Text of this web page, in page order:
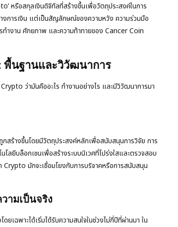
หรือสกุลเงินดิจิทัลที่สร้างขึ้นเพื่อวัตถุประสงค์ในการ
งการเงิน แต่เป็นสัญลักษณ์ของความหวัง ความร่วมมือ
ำงาน ศักยภาพ และความท้าทายของ Cancer Coin
พื้นฐานและวิวัฒนาการ
ว่ามันคืออะไร ทำงานอย่างไร และมีวิวัฒนาการมา
ร้างขึ้นโดยมีวัตถุประสงค์หลักเพื่อสนับสนุนการวิจัย การ
โลยีบล็อกเชนเพื่อสร้างระบบนิเวศที่โปร่งใสและตรวจสอบ
มักจะเชื่อมโยงกับการบริจาคหรือการสนับสนุน
ามเป็นจริง
ยเฉพาะได้เริ่มได้รับความสนใจในช่วงไม่กี่ปีที่ผ่านมา ใน